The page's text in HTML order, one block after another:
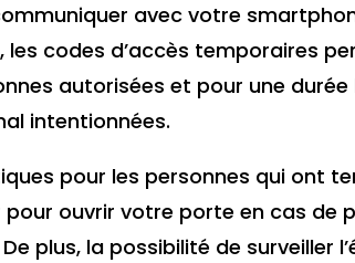
avec votre
codes d’accès temporaires
autorisées et pour une durée
intentionnées.
pour les personnes qui ont
ouvrir votre porte en cas de
plus, la possibilité de surveiller